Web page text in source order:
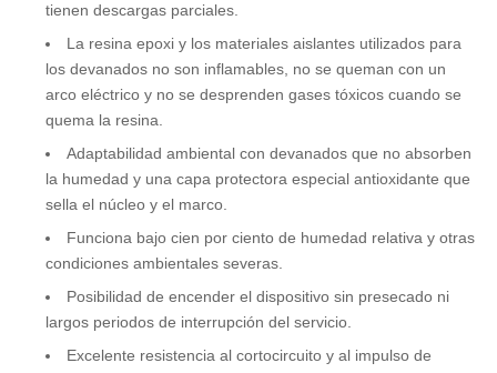
tienen descargas parciales.
La resina epoxi y los materiales aislantes utilizados para
los devanados no son inflamables, no se queman con un
arco eléctrico y no se desprenden gases tóxicos cuando se
quema la resina.
Adaptabilidad ambiental con devanados que no absorben
la humedad y una capa protectora especial antioxidante que
sella el núcleo y el marco.
Funciona bajo cien por ciento de humedad relativa y otras
condiciones ambientales severas.
Posibilidad de encender el dispositivo sin presecado ni
largos periodos de interrupción del servicio.
Excelente resistencia al cortocircuito y al impulso de